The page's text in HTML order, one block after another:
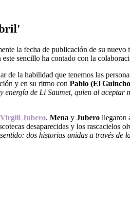
la fecha de publicación de su
sencillo ha contado con la
la habilidad que tenemos las
y en su ritmo con Pablo (El
energía de Li Saumet, quien al
Virgili Jubero. Mena y Jubero llegaron
desaparecidas y los rascacielos
dos historias unidas a través de